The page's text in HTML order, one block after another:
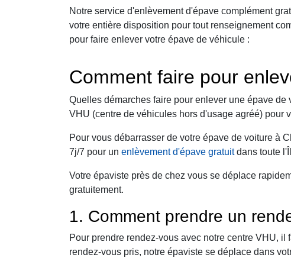
Notre service d'enlèvement d'épave complément
votre entière disposition pour tout renseignement
pour faire enlever votre épave de véhicule :
Comment faire pour
Quelles démarches faire pour enlever une épave
VHU (centre de véhicules hors d'usage agréé) pour
Pour vous débarrasser de votre épave de voiture à
7j/7 pour un enlèvement d'épave gratuitdans toute
Votre épaviste près de chez vous se déplace
gratuitement.
1. Comment prendre un
Pour prendre rendez-vous avec notre centre VHU,
rendez-vous pris, notre épaviste se déplace dans